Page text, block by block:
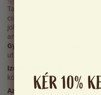
Tartalmaz mindent, amit egy
csak enzimek segítségével
jobb emészthetőség
aminosavat, amelyek az izmok
Gyors regeneráció edzés után.
után elindítja.
Izomtömeg-növekedés.
köszönhetően.
Az izmok megőrzése.
KÉR 10%